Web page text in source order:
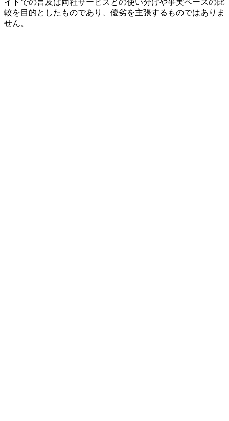
イトでの言及は両社サービスとの使い分けや事実ベースの比
較を目的としたものであり、優劣を主張するものではありま
せん。